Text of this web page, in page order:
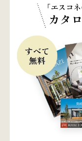
「エスコ
カタ